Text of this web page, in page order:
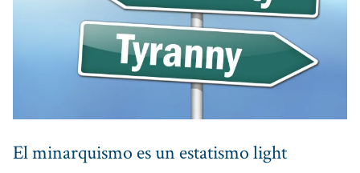
El minarquismo es un estatismo light